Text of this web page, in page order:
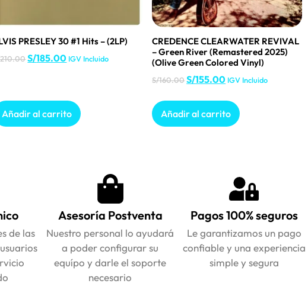
PRESLEY 30 #1 Hits – (2LP)
210.00 S/185.00 IGV Incluido
Añadir al carrito
CREDENCE CLEARWATER REVIVAL
– Green River (Remastered 2025)
(Olive Green Colored Vinyl)
S/160.00S/155.00 IGV Incluido
Añadir al carrito
de las
Asesoría Postventa
Nuestro personal lo ayudará
a poder configurar su
equípo y darle el soporte
necesario
Pagos 100% seguros
Le garantizamos un pago
confiable y una experiencia
simple y segura